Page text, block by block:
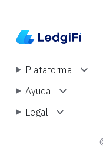
Plataforma
Ayuda
Legal